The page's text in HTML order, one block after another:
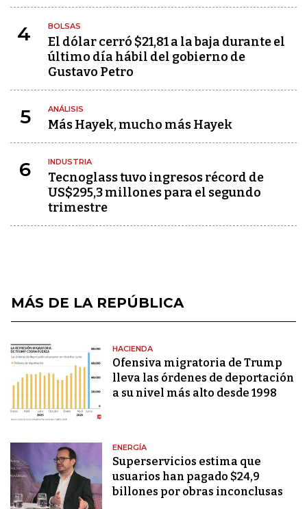
4 BOLSAS
El dólar cerró $21,81 a la baja durante el
último día hábil del gobierno de
Gustavo Petro
5 ANÁLISIS
Más Hayek, mucho más Hayek
6 INDUSTRIA
Tecnoglass tuvo ingresos récord de
US$295,3 millones para el segundo
trimestre
MÁS DE LA REPÚBLICA
HACIENDA
Ofensiva migratoria de Trump
lleva las órdenes de deportación
a su nivel más alto desde 1998
ENERGÍA
Superservicios estima que
usuarios han pagado $24,9
billones por obras inconclusas